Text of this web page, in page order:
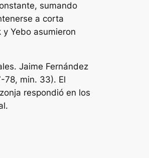
sumando
a corta
Yebo asumieron
Jaime Fernández
78, min. 33). El
respondió en los